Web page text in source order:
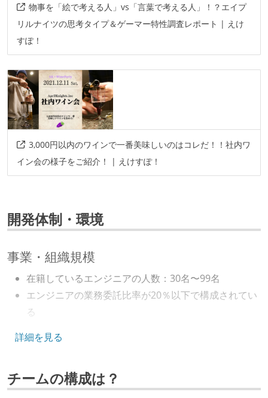
物事を「絵で考える人」vs「言葉で考える人」！？エイプ
リルナイツの思考タイプ＆ゲーマー特性調査レポート | えけ
すぽ！
3,000円以内のワインで一番美味しいのはコレだ！！社内ワ
イン会の様子をご紹介！ | えけすぽ！
開発体制・環境
事業・組織規模
在籍しているエンジニアの人数：30名〜99名
エンジニアの業務委託比率が20％以下で構成されてい
る
キャリアパス
いる
詳細を見る
チームの構成は？